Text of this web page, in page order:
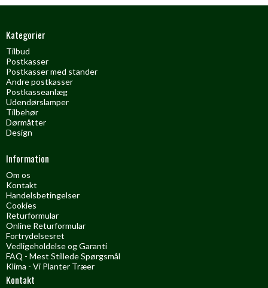
Kategorier
Tilbud
Postkasser
Postkasser med stander
Andre postkasser
Postkasseanlæg
Udendørslamper
Tilbehør
Dørmåtter
Design
Information
Om os
Kontakt
Handelsbetingelser
Cookies
Returformular
Online Returformular
Fortrydelsesret
Vedligeholdelse og Garanti
FAQ - Mest Stillede Spørgsmål
Klima - Vi Planter Træer
Kontakt